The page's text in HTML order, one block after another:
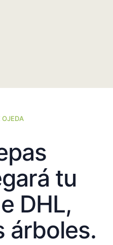
OJEDA
tu
DHL,
árboles.